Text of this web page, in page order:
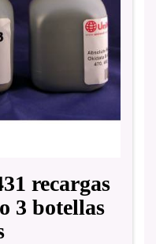
recargas
3 botellas